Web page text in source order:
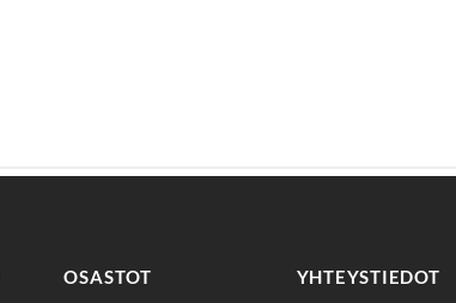
OSASTOT YHTEYSTIEDOT